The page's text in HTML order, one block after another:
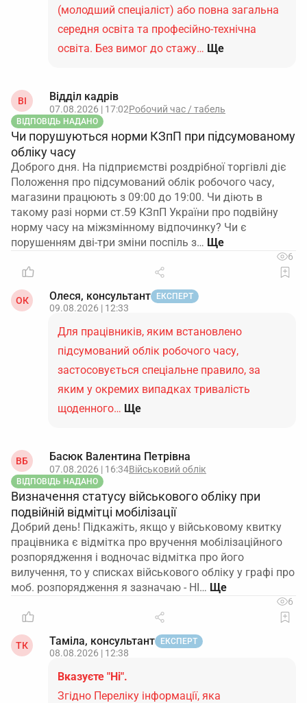
(молодший спеціаліст) або повна загальна
середня освіта та професійно-технічна
освіта. Без вимог до стажу… Ще
ВІ Відділ кадрів
07.08.2026 | 17:02Робочий час / табель
ВІДПОВІДЬ НАДАНО
Чи порушуються норми КЗпП при підсумованому
обліку часу
Доброго дня. На підприємстві роздрібної торгівлі діє
Положення про підсумований облік робочого часу,
магазини працюють з 09:00 до 19:00. Чи діють в
такому разі норми ст.59 КЗпП України про подвійну
норму часу на міжзмінному відпочинку? Чи є
порушенням дві-три зміни поспіль з…
6
ОК Олеся, консультант ЕКСПЕРТ
09.08.2026 | 12:33
Для працівників, яким встановлено
підсумований облік робочого часу,
застосовується спеціальне правило, за
яким у окремих випадках тривалість
щоденного… Ще
ВБ Басюк Валентина Петрівна
07.08.2026 | 16:34Військовий облік
ВІДПОВІДЬ НАДАНО
Визначення статусу військового обліку при
подвійній відмітці мобілізації
Добрий день! Підкажіть, якщо у військовому квитку
працівника є відмітка про вручення мобілізаційного
розпорядження і водночас відмітка про його
вилучення, то у списках військового обліку у графі про
моб. розпорядження я зазначаю - НІ…
6
ТК Таміла, консультант ЕКСПЕРТ
08.08.2026 | 12:38
Вказуєте "Ні".
Згідно Переліку інформації, яка